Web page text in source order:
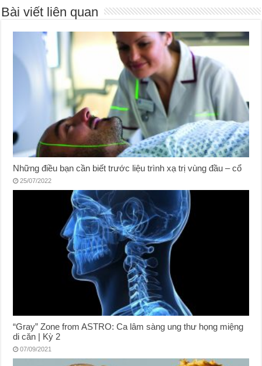
Bài viết liên quan
Những điều bạn cần biết trước liệu trình xạ trị vùng đầu – cổ
25/07/2022
“Gray” Zone from ASTRO: Ca lâm sàng ung thư họng miệng
di căn | Kỳ 2
07/09/2021